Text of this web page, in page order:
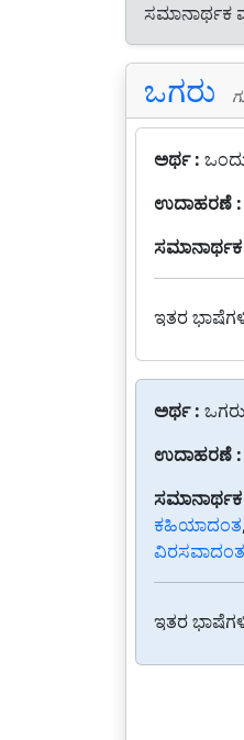
ಸಮಾನಾರ್ಥಕ
ಒಗರು
ಅರ್ಥ :
ಉದಾಹರಣೆ :
ಸಮಾನಾರ್ಥಕ
ಇತರ
ಅರ್ಥ :
ಉದಾಹರಣೆ :
ಸಮಾನಾರ್ಥಕ
ಕಹಿಯಾದಂತ,
ಇತರ